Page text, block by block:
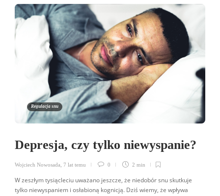
Regulacja snu
Depresja, czy tylko niewyspanie?
Wojciech Nowosada 7 lat temu 0 2 min
W zeszłym tysiącleciu uważano jeszcze, że niedobór snu skutkuje
tylko niewyspaniem i osłabioną kognicją. Dziś wiemy, że wpływa